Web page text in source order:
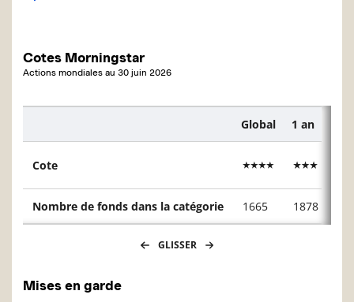
Cotes Morningstar
Actions mondiales au 30 juin 2026
Global 1 an
Cote
Nombre de fonds dans la catégorie 1665 1878
GLISSER
Mises en garde